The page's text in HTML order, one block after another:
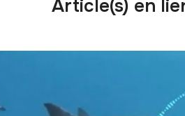
Article(s) en